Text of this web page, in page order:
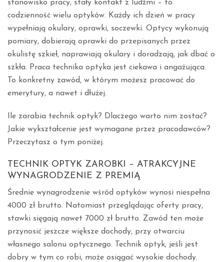
stanowisko pracy, stały kontakt z ludźmi – to
codzienność wielu optyków. Każdy ich dzień w pracy
wypełniają okulary, oprawki, soczewki. Optycy wykonują
pomiary, dobierają oprawki do przepisanych przez
okulistę szkieł, naprawiają okulary i doradzają, jak dbać o
szkła. Praca technika optyka jest ciekawa i angażująca.
To konkretny zawód, w którym możesz pracować do
emerytury, a nawet i dłużej.
Ile zarabia technik optyk? Dlaczego warto nim zostać?
Jakie wykształcenie jest wymagane przez pracodawców?
Przeczytasz o tym poniżej.
TECHNIK OPTYK ZAROBKI – ATRAKCYJNE
WYNAGRODZENIE Z PREMIĄ
Średnie wynagrodzenie wśród optyków wynosi niespełna
4000 zł brutto. Natomiast przeglądając oferty pracy,
stawki sięgają nawet 7000 zł brutto. Zawód ten może
przynosić jeszcze większe dochody, przy otwarciu
własnego salonu optycznego. Technik optyk, jeśli jest
dobry w tym co robi, może osiągać wysokie dochody.